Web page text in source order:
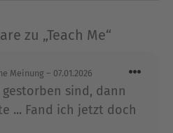
mit Leidenschaft,
sie nicht schreibt,
in den besten
mit ihrem Ehemann Ben,
entzückenden
zu „Teach Me“
Meinung – 07.01.2026
sind, dann
... Fand ich jetzt doch